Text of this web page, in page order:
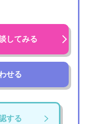
してみる
せる
する